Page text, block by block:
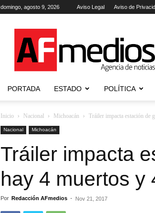
domingo, agosto 9, 2026 Aviso Legal Aviso de
Agencia
de
Noticias
PORTADA ESTADO POLÍTICA
Inicio Nacional Michoacán Tráiler impacta estación de
Nacional Michoacán
Tráiler impacta
hay 4 muertos y
Por Redacción AFmedios - Nov 21, 2017